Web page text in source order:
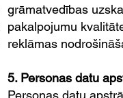
grāmatvedības
pakalpojumu
reklāmas
5. Personas datu
Personas datu